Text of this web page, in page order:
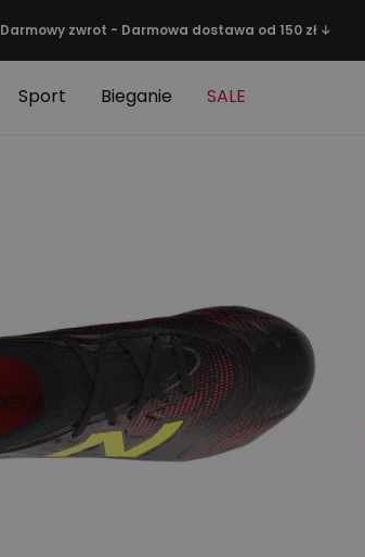
Darmowy zwrot - Darmowa dostawa od 150 zł ↓
Sport Bieganie SALE